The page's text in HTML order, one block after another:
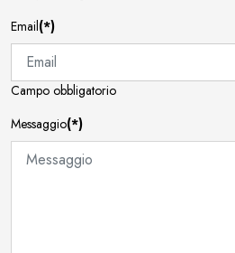
Email(*)
Campo obbligatorio
Messaggio(*)